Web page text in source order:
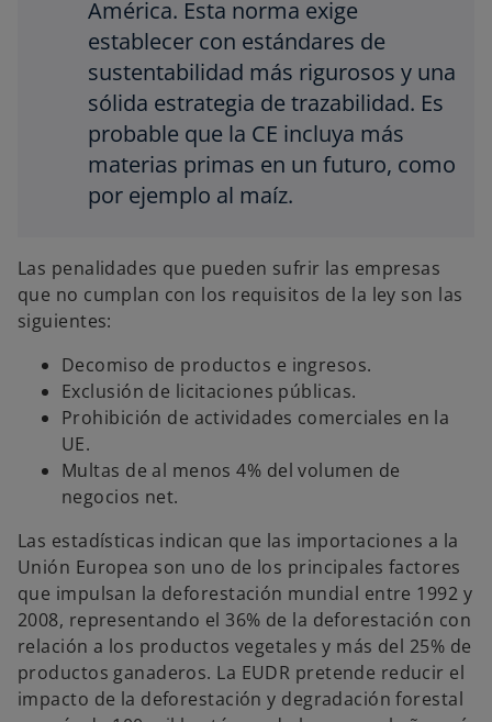
América. Esta norma exige
establecer con estándares de
sustentabilidad más rigurosos y una
sólida estrategia de trazabilidad. Es
probable que la CE incluya más
materias primas en un futuro, como
por ejemplo al maíz.
Las penalidades que pueden sufrir las empresas
que no cumplan con los requisitos de la ley son las
siguientes:
Decomiso de productos e ingresos.
Exclusión de licitaciones públicas.
Prohibición de actividades comerciales en la
UE.
Multas de al menos 4% del volumen de
negocios net.
Las estadísticas indican que las importaciones a la
Unión Europea son uno de los principales factores
que impulsan la deforestación mundial entre 1992 y
2008, representando el 36% de la deforestación con
relación a los productos vegetales y más del 25% de
productos ganaderos. La EUDR pretende reducir el
impacto de la deforestación y degradación forestal